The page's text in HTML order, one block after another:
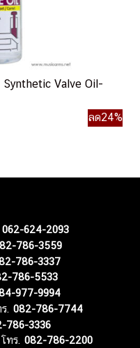
Synthetic Valve Oil-
ลด24%
062-624-2093
786-3559
786-3337
786-5533
977-9994
ร.082-786-7744
786-3336
โทร.082-786-2200